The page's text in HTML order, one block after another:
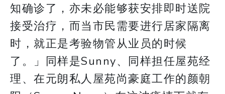
知确诊了，亦未必能够获安排即时送院
接受治疗，而当市民需要进行居家隔离
时，就正是考验物管从业员的时候
了。」同样是Sunny、同样担任屋苑经
理、在元朗私人屋苑尚豪庭工作的颜朝